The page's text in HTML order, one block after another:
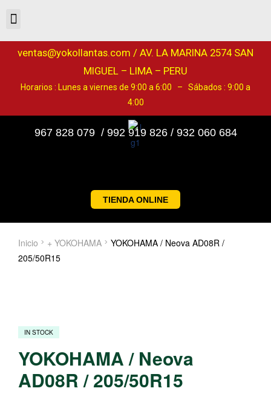
ventas@yokollantas.com / AV. LA MARINA 2574 SAN
MIGUEL – LIMA – PERU
Horarios : Lunes a viernes de 9:00 a 6:00 – Sábados : 9:00 a
4:00
967 828 079 / 992 919 826 / 932 060 684
TIENDA ONLINE
Inicio + YOKOHAMA
YOKOHAMA / Neova AD08R /
205/50R15
IN STOCK
YOKOHAMA / Neova
AD08R / 205/50R15